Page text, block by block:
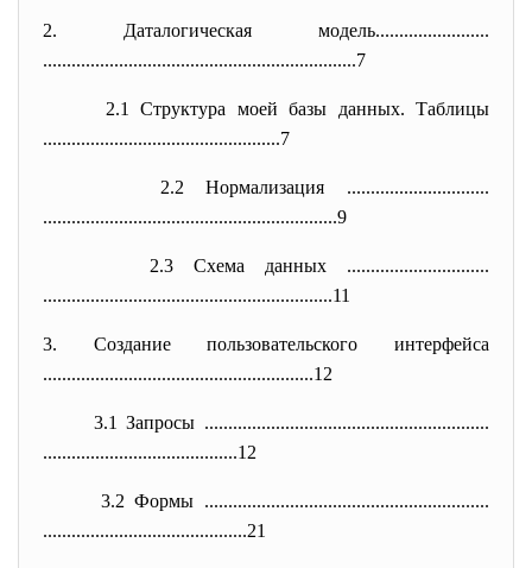
2. Даталогическая модель........................
..................................................................7
2.1 Структура моей базы данных. Таблицы
..................................................7
2.2 Нормализация ..............................
..............................................................9
2.3 Схема данных ..............................
.............................................................11
3. Создание пользовательского интерфейса
.........................................................12
3.1 Запросы ............................................................
.........................................12
3.2 Формы ............................................................
...........................................21